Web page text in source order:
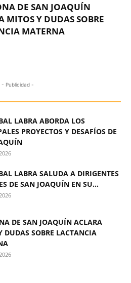
DE SAN JOAQUÍN
MITOS Y DUDAS SOBRE
MATERNA
- Publicidad -
LABRA ABORDA LOS
PROYECTOS Y DESAFÍOS DE
LABRA SALUDA A DIRIGENTES
DE SAN JOAQUÍN EN SU...
DE SAN JOAQUÍN ACLARA
DUDAS SOBRE LACTANCIA